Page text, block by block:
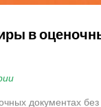
в
документах